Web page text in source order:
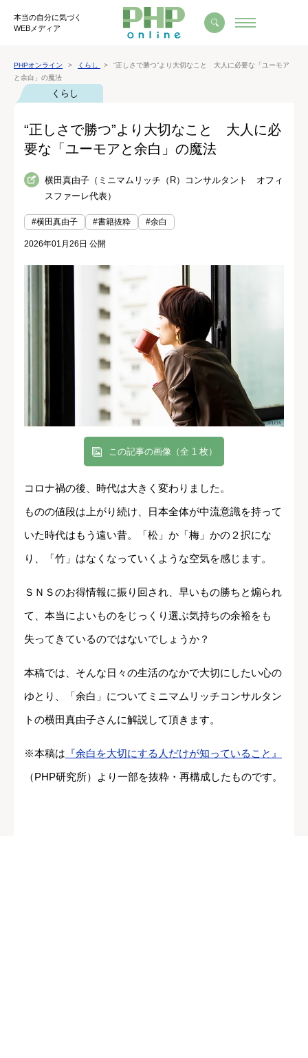
本当の自分に気づく
WEBメディア
PHPオンライン くらし
“正しさで勝つ”より大切なこと 大人に必要な「ユーモア
と余白」の魔法
くらし
“正しさで勝つ”より大切なこと 大人に必
要な「ユーモアと余白」の魔法
横田真由子（ミニマムリッチ（R）コンサルタント オフィ
スファーレ代表）
#横田真由子 #書籍抜粋 #余白
2026年01月26日 公開
この記事の画像（全 1 枚）
コロナ禍の後、時代は大きく変わりました。
ものの値段は上がり続け、日本全体が中流意識を持って
いた時代はもう遠い昔。「松」か「梅」かの２択にな
り、「竹」はなくなっていくような空気を感じます。
ＳＮＳのお得情報に振り回され、早いもの勝ちと煽られ
て、本当によいものをじっくり選ぶ気持ちの余裕をも
失ってきているのではないでしょうか？
本稿では、そんな日々の生活のなかで大切にしたい心の
ゆとり、「余白」についてミニマムリッチコンサルタン
トの横田真由子さんに解説して頂きます。
※本稿は 『余白を大切にする人だけが知っていること』
（PHP研究所）より一部を抜粋・再構成したものです。